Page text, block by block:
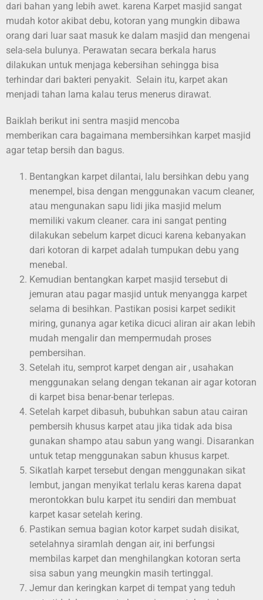
dari bahan yang lebih awet. karena Karpet masjid sangat
mudah kotor akibat debu, kotoran yang mungkin dibawa
orang dari luar saat masuk ke dalam masjid dan mengenai
sela-sela bulunya. Perawatan secara berkala harus
dilakukan untuk menjaga kebersihan sehingga bisa
terhindar dari bakteri penyakit. Selain itu, karpet akan
menjadi tahan lama kalau terus menerus dirawat.
Baiklah berikut ini sentra masjid mencoba
memberikan cara bagaimana membersihkan karpet masjid
agar tetap bersih dan bagus.
Bentangkan karpet dilantai, lalu bersihkan debu yang
menempel, bisa dengan menggunakan vacum cleaner,
atau mengunakan sapu lidi jika masjid melum
memiliki vakum cleaner. cara ini sangat penting
dilakukan sebelum karpet dicuci karena kebanyakan
dari kotoran di karpet adalah tumpukan debu yang
menebal.
Kemudian bentangkan karpet masjid tersebut di
jemuran atau pagar masjid untuk menyangga karpet
selama di besihkan. Pastikan posisi karpet sedikit
miring, gunanya agar ketika dicuci aliran air akan lebih
mudah mengalir dan mempermudah proses
pembersihan.
Setelah itu, semprot karpet dengan air , usahakan
menggunakan selang dengan tekanan air agar kotoran
di karpet bisa benar-benar terlepas.
Setelah karpet dibasuh, bubuhkan sabun atau cairan
pembersih khusus karpet atau jika tidak ada bisa
gunakan shampo atau sabun yang wangi. Disarankan
untuk tetap menggunakan sabun khusus karpet.
Sikatlah karpet tersebut dengan menggunakan sikat
lembut, jangan menyikat terlalu keras karena dapat
merontokkan bulu karpet itu sendiri dan membuat
karpet kasar setelah kering.
Pastikan semua bagian kotor karpet sudah disikat,
setelahnya siramlah dengan air, ini berfungsi
membilas karpet dan menghilangkan kotoran serta
sisa sabun yang meungkin masih tertinggal.
Jemur dan keringkan karpet di tempat yang teduh